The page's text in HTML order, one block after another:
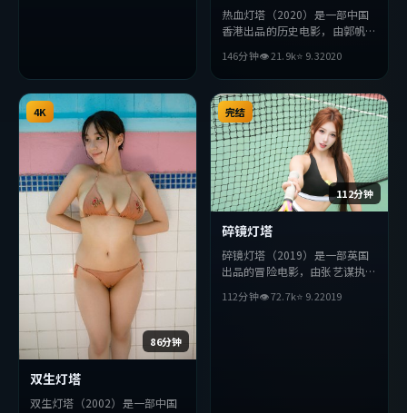
热血灯塔（2020）是一部中国
香港出品的历史电影，由郭帆执
演。影片在叙事与视听上力求突
破，探讨人性与抉择，节奏张弛
有度，适合喜欢该类型的观众完
整观看。
146分钟👁21.9k⭐ 9.32020
86分钟
4K
双生灯塔
双生灯塔（2002）是一部中国
112分钟
完结
碎镜灯塔
碎镜灯塔（2019）是一部英国
出品的冒险电影，由张艺谋执
演。影片在叙事与视听上力求突
112分钟👁72.7k⭐ 9.22019